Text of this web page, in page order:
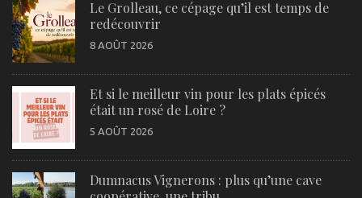
Le Grolleau, ce cépage qu’il est temps de
redécouvrir
8 AOÛT 2026
Et si le meilleur vin pour les plats épicés
était un rosé de Loire ?
5 AOÛT 2026
Dumnacus Vignerons : plus qu’une cave